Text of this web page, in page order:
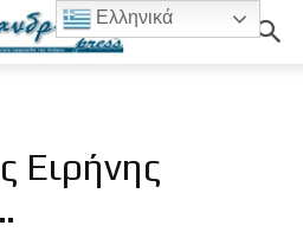
Ειρήνης
Ελληνικά